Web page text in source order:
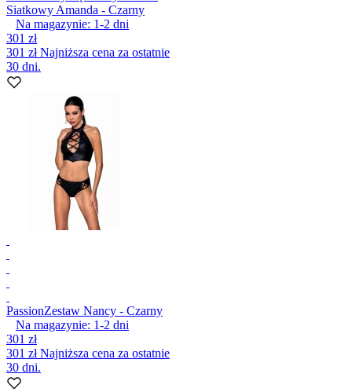
Siatkowy Amanda - Czarny
Na magazynie: 1-2 dni
301 zł
301 złNajniższa cena za ostatnie
30 dni.
PassionZestaw Nancy - Czarny
Na magazynie: 1-2 dni
301 zł
301 złNajniższa cena za ostatnie
30 dni.